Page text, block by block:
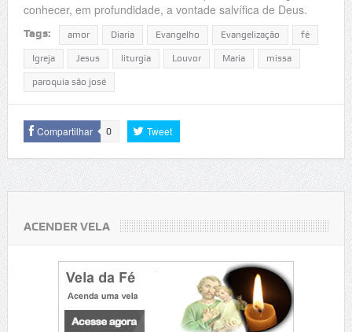
conhecer, em profundidade, a vontade salvífica de Deus.
Tags: amor Diaria Evangelho Evangelização fé
Igreja Jesus liturgia Louvor Maria missa
paroquia são josé
Compartilhar 0 Tweet
ACENDER VELA